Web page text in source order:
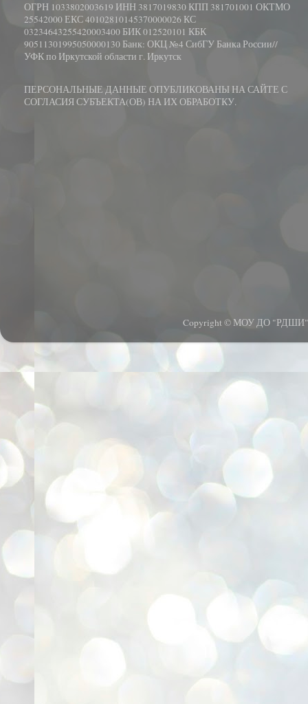
ОГРН 1033802003619 ИНН 3817019830 КПП 381701001 ОКТМО
25542000 ЕКС 40102810145370000026 КС
03234643255420003400 БИК 012520101 КБК
90511301995050000130 Банк: ОКЦ №4 СибГУ Банка России//
УФК по Иркутской области г. Иркутск
ПЕРСОНАЛЬНЫЕ ДАННЫЕ ОПУБЛИКОВАНЫ НА САЙТЕ С
СОГЛАСИЯ СУБЪЕКТА(ОВ) НА ИХ ОБРАБОТКУ.
Copyright © МОУ ДО "РДШИ".